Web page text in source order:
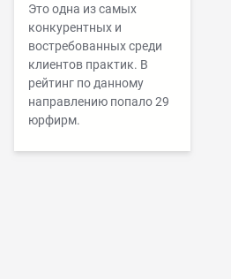
Это одна из самых
конкурентных и
востребованных среди
клиентов практик. В
рейтинг по данному
направлению попало 29
юрфирм.